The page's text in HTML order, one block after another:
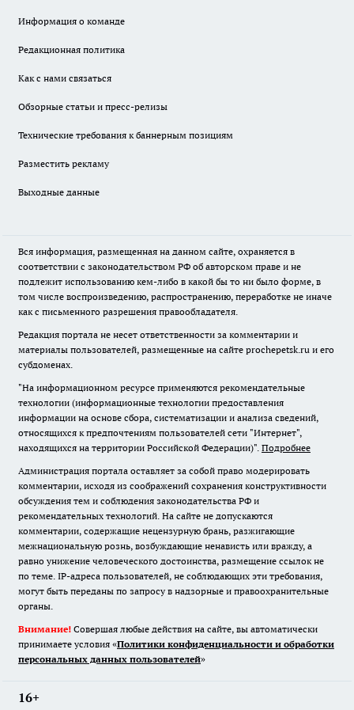
Информация о команде
Редакционная политика
Как с нами связаться
Обзорные статьи и пресс-релизы
Технические требования к баннерным позициям
Разместить рекламу
Выходные данные
Вся информация, размещенная на данном сайте, охраняется в
соответствии с законодательством РФ об авторском праве и не
подлежит использованию кем-либо в какой бы то ни было форме, в
том числе воспроизведению, распространению, переработке не иначе
как с письменного разрешения правообладателя.
Редакция портала не несет ответственности за комментарии и
материалы пользователей, размещенные на сайте prochepetsk.ru и его
субдоменах.
"На информационном ресурсе применяются рекомендательные
технологии (информационные технологии предоставления
информации на основе сбора, систематизации и анализа сведений,
относящихся к предпочтениям пользователей сети "Интернет",
находящихся на территории Российской Федерации)". Подробнее
Администрация портала оставляет за собой право модерировать
комментарии, исходя из соображений сохранения конструктивности
обсуждения тем и соблюдения законодательства РФ и
рекомендательных технологий. На сайте не допускаются
комментарии, содержащие нецензурную брань, разжигающие
межнациональную рознь, возбуждающие ненависть или вражду, а
равно унижение человеческого достоинства, размещение ссылок не
по теме. IP-адреса пользователей, не соблюдающих эти требования,
могут быть переданы по запросу в надзорные и правоохранительные
органы.
Внимание! Совершая любые действия на сайте, вы автоматически
принимаете условия «Политики конфиденциальности и обработки
персональных данных пользователей»
16+